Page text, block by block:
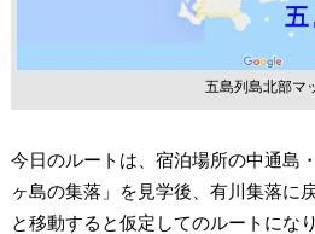
五島列島北部マ
今日のルートは、宿泊場所の中通島
ヶ島の集落」を見学後、有川集落に
と移動すると仮定してのルートになり